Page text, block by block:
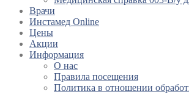
Врачи
Инстамед Online
Цены
Акции
Информация
О нас
Правила посещения
Политика в отношении